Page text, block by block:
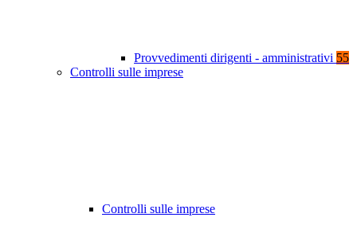
Provvedimenti dirigenti - amministrativi 55
Controlli sulle imprese
Controlli sulle imprese